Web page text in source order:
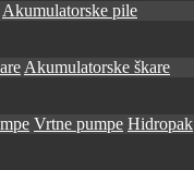
Akumulatorske pile
Akumulatorske škare
Vrtne pumpe Hidropak